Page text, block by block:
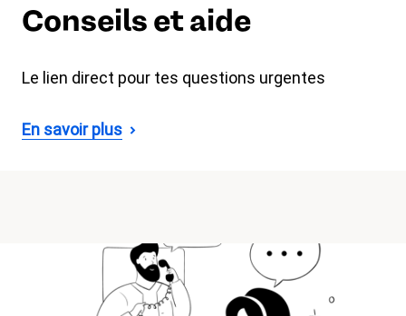
Conseils et aide
Le lien direct pour tes questions urgentes
En savoir plus